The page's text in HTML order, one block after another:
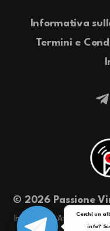
Informativa
Termini e
© 2026 Passione
In qualità di Affiliati
Cerchi un
info?